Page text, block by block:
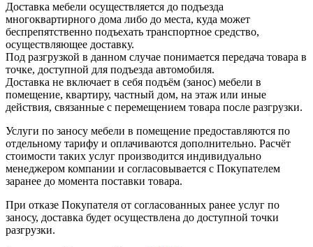
Доставка мебели осуществляется до подъезда
многоквартирного дома либо до места, куда может
беспрепятственно подъехать транспортное средство,
осуществляющее доставку.
Под разгрузкой в данном случае понимается передача товара в
точке, доступной для подъезда автомобиля.
Доставка не включает в себя подъём (занос) мебели в
помещение, квартиру, частный дом, на этаж или иные
действия, связанные с перемещением товара после разгрузки.
Услуги по заносу мебели в помещение предоставляются по
отдельному тарифу и оплачиваются дополнительно. Расчёт
стоимости таких услуг производится индивидуально
менеджером компании и согласовывается с Покупателем
заранее до момента поставки товара.
При отказе Покупателя от согласованных ранее услуг по
заносу, доставка будет осуществлена до доступной точки
разгрузки.